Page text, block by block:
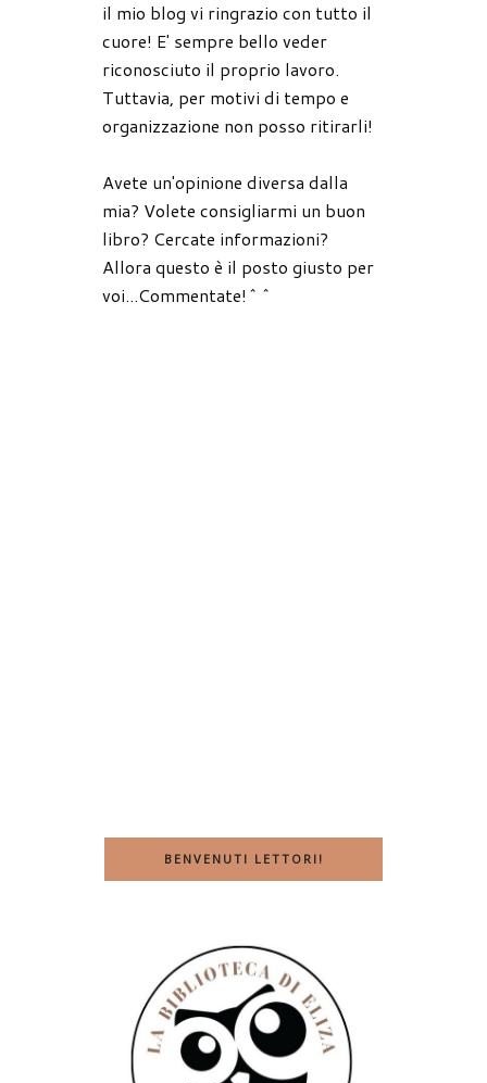
il mio blog vi ringrazio con tutto il
cuore! E' sempre bello veder
riconosciuto il proprio lavoro.
Tuttavia, per motivi di tempo e
organizzazione non posso ritirarli!
Avete un'opinione diversa dalla
mia? Volete consigliarmi un buon
libro? Cercate informazioni?
Allora questo è il posto giusto per
voi...Commentate!^^
BENVENUTI LETTORI!